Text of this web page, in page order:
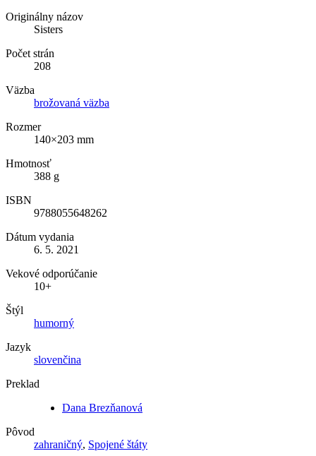
Originálny názov
Sisters
Počet strán
208
Väzba
brožovaná väzba
Rozmer
140×203 mm
Hmotnosť
388 g
ISBN
9788055648262
Dátum vydania
6. 5. 2021
Vekové odporúčanie
10+
Štýl
humorný
Jazyk
slovenčina
Preklad
Dana Brezňanová
Pôvod
zahraničný, Spojené štáty